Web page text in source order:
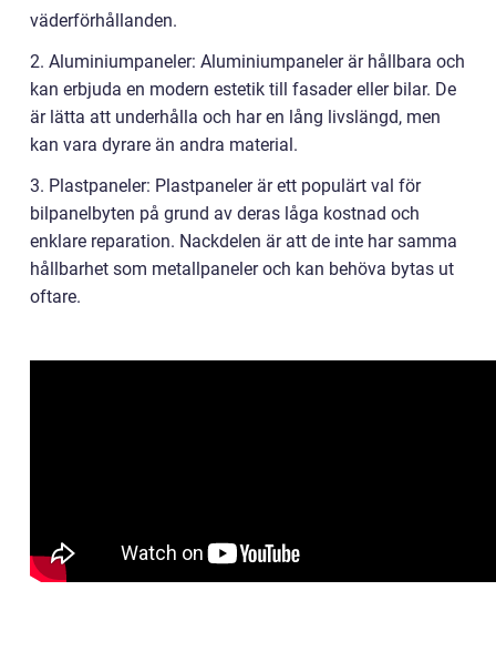
väderförhållanden.
2. Aluminiumpaneler: Aluminiumpaneler är hållbara och
kan erbjuda en modern estetik till fasader eller bilar. De
är lätta att underhålla och har en lång livslängd, men
kan vara dyrare än andra material.
3. Plastpaneler: Plastpaneler är ett populärt val för
bilpanelbyten på grund av deras låga kostnad och
enklare reparation. Nackdelen är att de inte har samma
hållbarhet som metallpaneler och kan behöva bytas ut
oftare.